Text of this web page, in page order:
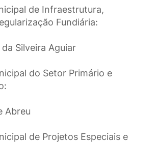
de Infraestrutura,
Fundiária:
Silveira Aguiar
do Setor Primário e
Abreu
de Projetos Especiais e